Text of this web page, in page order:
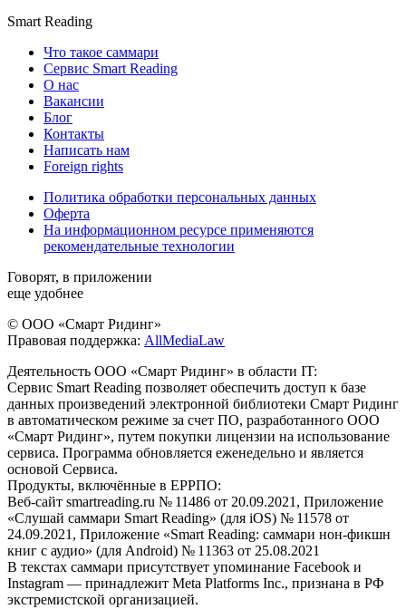
Smart Reading
Что такое саммари
Сервис Smart Reading
О нас
Вакансии
Блог
Контакты
Написать нам
Foreign rights
Политика обработки персональных данных
Оферта
На информационном ресурсе применяются
рекомендательные технологии
Говорят, в приложении
еще удобнее
© ООО «Смарт Ридинг»
Правовая поддержка: AllMediaLaw
Деятельность ООО «Смарт Ридинг» в области IT:
Сервис Smart Reading позволяет обеспечить доступ к базе
данных произведений электронной библиотеки Смарт Ридинг
в автоматическом режиме за счет ПО, разработанного ООО
«Смарт Ридинг», путем покупки лицензии на использование
сервиса. Программа обновляется еженедельно и является
основой Сервиса.
Продукты, включённые в ЕРРПО:
Веб-сайт smartreading.ru № 11486 от 20.09.2021, Приложение
«Слушай саммари Smart Reading» (для iOS) № 11578 от
24.09.2021, Приложение «Smart Reading: саммари нон-фикшн
книг с аудио» (для Android) № 11363 от 25.08.2021
В текстах саммари присутствует упоминание Facebook и
Instagram — принадлежит Meta Platforms Inc., признана в РФ
экстремистской организацией.